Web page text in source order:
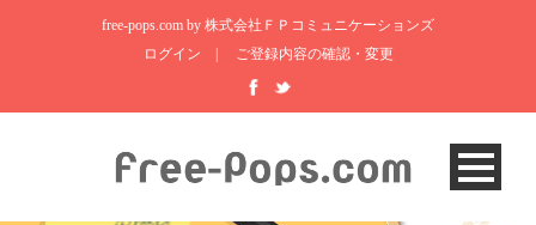
free-pops.com by 株式会社ＦＰコミュニケーションズ
ログイン
ご登録内容の確認・変更